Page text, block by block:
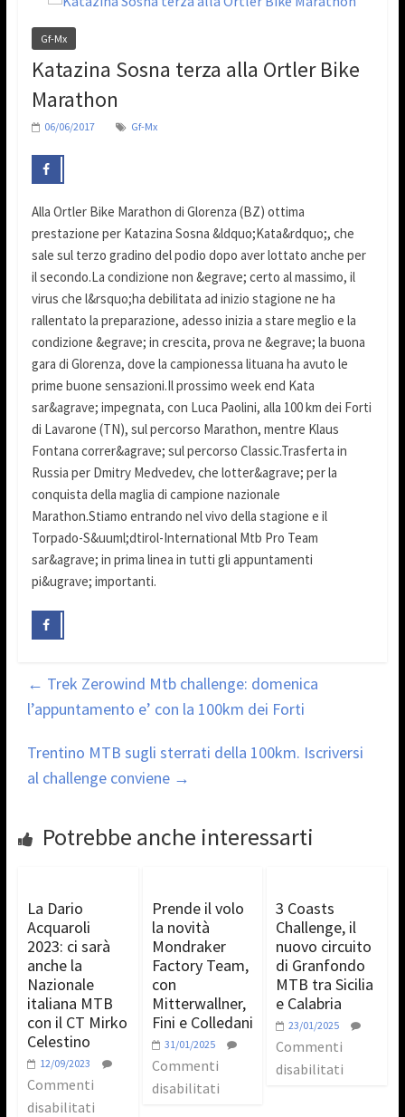
Gf-Mx
Katazina Sosna terza alla Ortler Bike
Marathon
06/06/2017 Gf-Mx
Alla Ortler Bike Marathon di Glorenza (BZ) ottima
prestazione per Katazina Sosna &ldquo;Kata&rdquo;, che
sale sul terzo gradino del podio dopo aver lottato anche per
il secondo.La condizione non &egrave; certo al massimo, il
virus che l&rsquo;ha debilitata ad inizio stagione ne ha
rallentato la preparazione, adesso inizia a stare meglio e la
condizione &egrave; in crescita, prova ne &egrave; la buona
gara di Glorenza, dove la campionessa lituana ha avuto le
prime buone sensazioni.Il prossimo week end Kata
sar&agrave; impegnata, con Luca Paolini, alla 100 km dei Forti
di Lavarone (TN), sul percorso Marathon, mentre Klaus
Fontana correr&agrave; sul percorso Classic.Trasferta in
Russia per Dmitry Medvedev, che lotter&agrave; per la
conquista della maglia di campione nazionale
Marathon.Stiamo entrando nel vivo della stagione e il
Torpado-S&uuml;dtirol-International Mtb Pro Team
sar&agrave; in prima linea in tutti gli appuntamenti
pi&ugrave; importanti.
← Trek Zerowind Mtb challenge: domenica
l’appuntamento e’ con la 100km dei Forti
Trentino MTB sugli sterrati della 100km. Iscriversi
al challenge conviene →
Potrebbe anche interessarti
La Dario
Acquaroli
2023: ci sarà
anche la
Nazionale
italiana MTB
con il CT Mirko
Celestino
12/09/2023
Commenti
disabilitati
Prende il volo
la novità
Mondraker
Factory Team,
con
Mitterwallner,
Fini e Colledani
31/01/2025
Commenti
disabilitati
3 Coasts
Challenge, il
nuovo circuito
di Granfondo
MTB tra Sicilia
e Calabria
23/01/2025
Commenti
disabilitati